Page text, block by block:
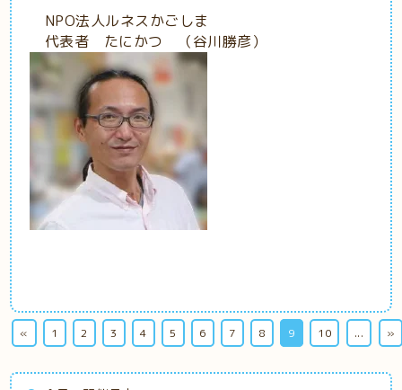
NPO法人ルネスかごしま
代表者 たにかつ （谷川勝彦）
« 1 2 3 4 5 6 7 8 9 10 ... »